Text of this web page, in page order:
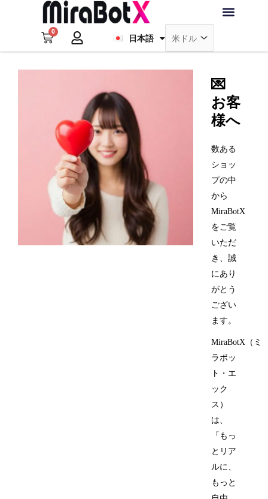
0
Cart 日本語
Français
Deutsch
💌
お客
様へ
数ある
ショッ
プの中
から
MiraBotX
をご覧
いただ
き、誠
にあり
がとう
ござい
ます。
MiraBotX（ミ
ラボッ
ト・エ
ック
ス）
は、
「もっ
とリア
ルに、
もっと